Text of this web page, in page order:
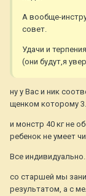
А вообще-
совет.
Удачи и
(они будут,я
ну у Вас и ник
щенком которому
и монстр 40 кг не
ребенок не умеет
Все индивидуально.
со старшей мы
результатом, а с